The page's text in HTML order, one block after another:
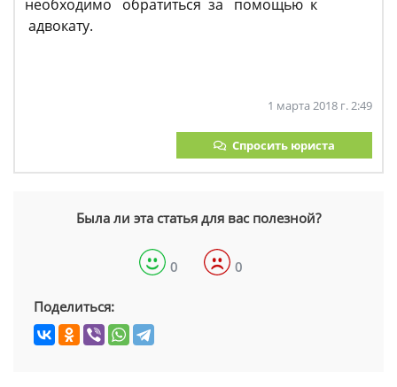
необходимо обратиться за помощью к
адвокату.
1 марта 2018 г. 2:49
Спросить юриста
Была ли эта статья для вас полезной?
0 0
Поделиться: